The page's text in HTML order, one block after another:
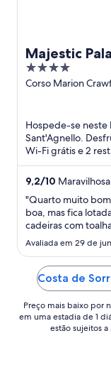
Majestic
4
out
Corso Marion
Hospede-se neste
Sant'Agnello.
Wi-Fi grátis e 2
elogiam o bar e ...
9,2/10
"Quarto muito
boa, mas fica
cadeiras com
estrelas, eu
porem esperava
passar no quarto,
que assinar um ..."
Avaliada em 29 de
Costa de
Preço mais baixo por
em uma estadia de 1
estão sujeitos